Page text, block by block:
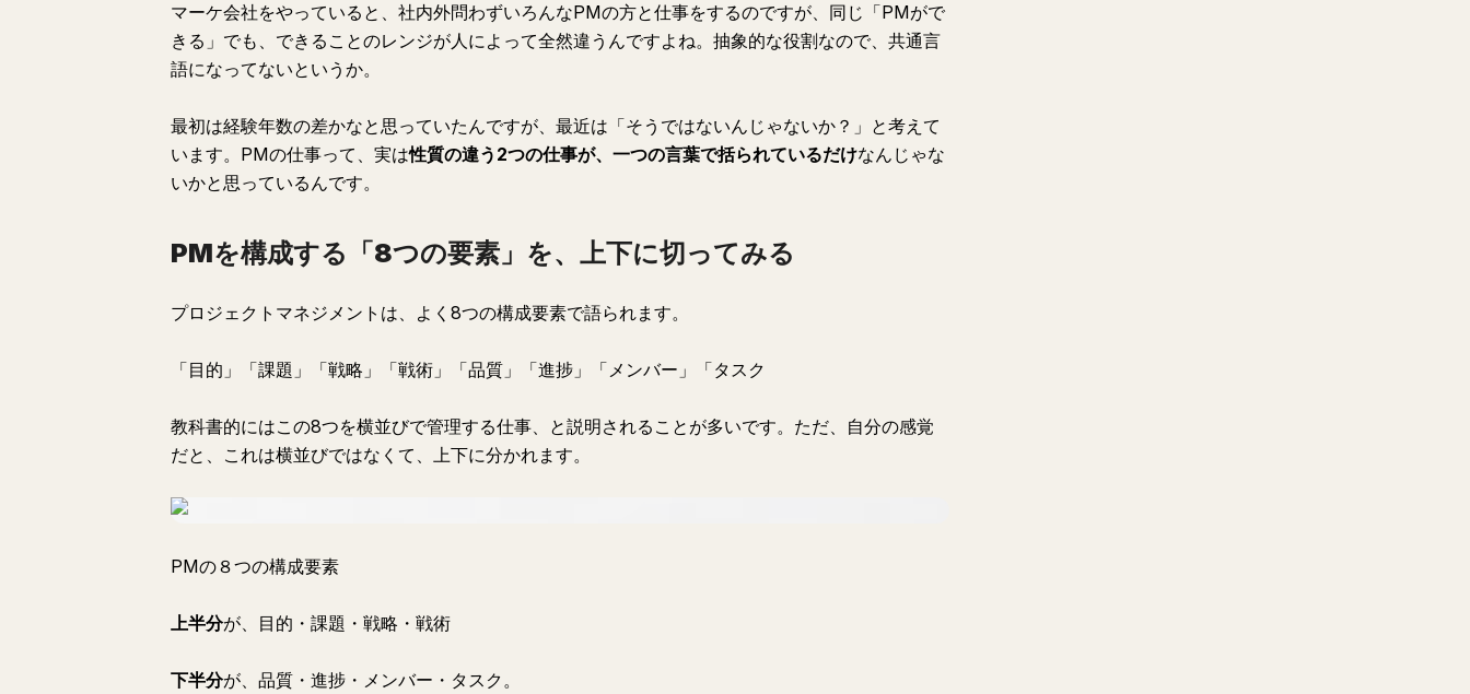
マーケ会社をやっていると、社内外問わずいろんなPMの方と仕事をするのですが、同じ「PMがで
きる」でも、できることのレンジが人によって全然違うんですよね。抽象的な役割なので、共通言
語になってないというか。
最初は経験年数の差かなと思っていたんですが、最近は「そうではないんじゃないか？」と考えて
います。PMの仕事って、実は性質の違う2つの仕事が、一つの言葉で括られているだけなんじゃな
いかと思っているんです。
PMを構成する「8つの要素」を、上下に切ってみる
プロジェクトマネジメントは、よく8つの構成要素で語られます。
「目的」「課題」「戦略」「戦術」「品質」「進捗」「メンバー」「タスク
教科書的にはこの8つを横並びで管理する仕事、と説明されることが多いです。ただ、自分の感覚
だと、これは横並びではなくて、上下に分かれます。
PMの８つの構成要素
上半分が、目的・課題・戦略・戦術
下半分が、品質・進捗・メンバー・タスク。